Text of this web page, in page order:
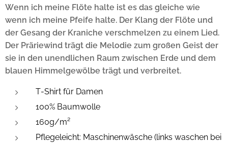
Wenn ich meine Flöte halte ist es das gleiche wie
wenn ich meine Pfeife halte. Der Klang der Flöte und
der Gesang der Kraniche verschmelzen zu einem Lied.
Der Präriewind trägt die Melodie zum großen Geist der
sie in den unendlichen Raum zwischen Erde und dem
blauen Himmelgewölbe trägt und verbreitet.
T-Shirt für Damen
100% Baumwolle
160g/m²
Pflegeleicht: Maschinenwäsche (links waschen bei